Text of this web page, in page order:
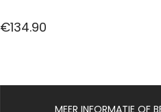
€134.90
MEER INFORMATIE OF